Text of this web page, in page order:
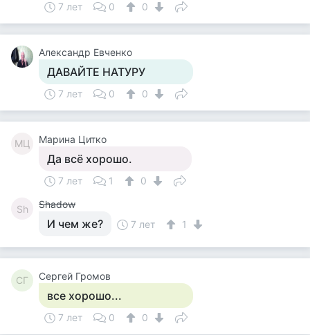
7 лет 0 0
Александр Евченко
ДАВАЙТЕ НАТУРУ
7 лет 0 0
МЦ Марина Цитко
Да всё хорошо.
7 лет 1 0
Sh Shadow
И чем же? 7 лет 1
СГ Сергей Громов
все хорошо...
7 лет 0 0